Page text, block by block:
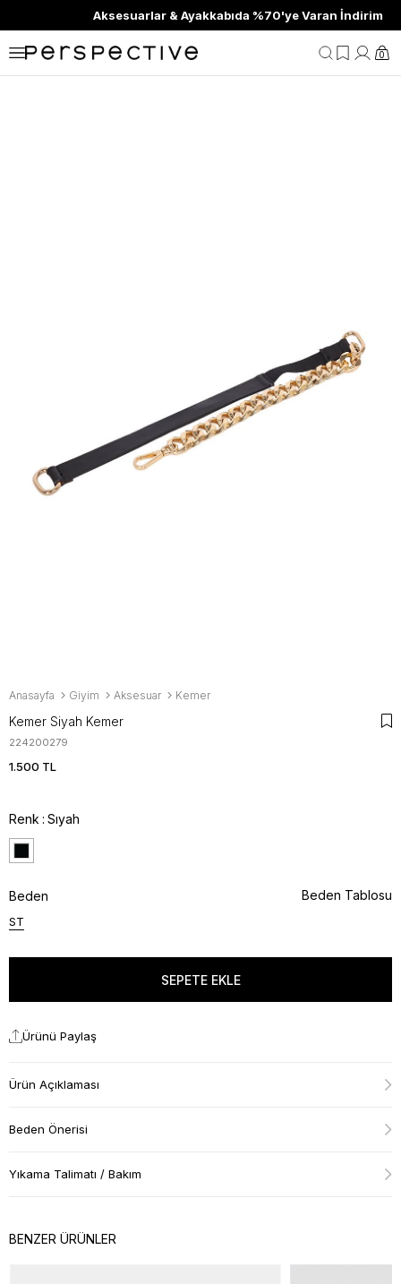
Aksesuarlar & Ayakkabıda %70'ye Varan İndirim
0
Anasayfa Giyim Aksesuar Kemer
Kemer Siyah Kemer
224200279
1.500 TL
Renk Sıyah
Beden
ST
Beden Tablosu
Ürünü Paylaş
Ürün Açıklaması
Beden Önerisi
Yıkama Talimatı / Bakım
BENZER ÜRÜNLER